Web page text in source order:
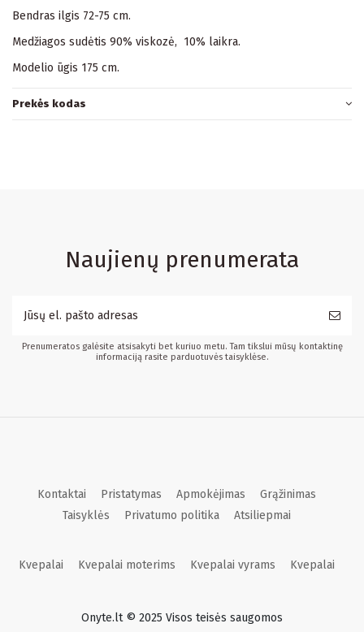
Bendras ilgis 72-75 cm.
Medžiagos sudėtis 90% viskozė, 10% laikra.
Modelio ūgis 175 cm.
Prekės kodas
Naujienų prenumerata
Prenumeratos galėsite atsisakyti bet kuriuo metu. Tam tikslui mūsų kontaktinę
informaciją rasite parduotuvės taisyklėse.
Kontaktai Pristatymas Apmokėjimas
Grąžinimas
Taisyklės
Privatumo politika Atsiliepmai
Kvepalai Kvepalai moterims Kvepalai vyrams Kvepalai
Onyte.lt © 2025 Visos teisės saugomos